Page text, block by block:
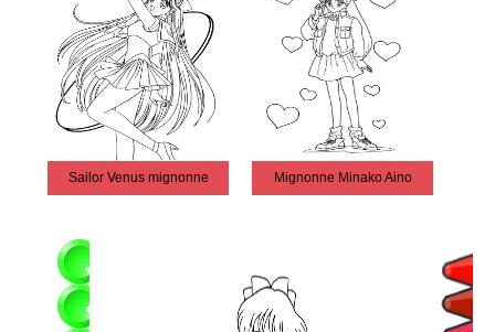
Sailor Venus mignonne Mignonne Minako Aino